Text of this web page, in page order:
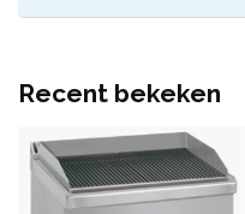
Recent bekeken